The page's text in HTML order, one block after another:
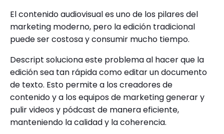
El contenido audiovisual es uno de los pilares del
marketing moderno, pero la edición tradicional
puede ser costosa y consumir mucho tiempo.
Descript soluciona este problema al hacer que la
edición sea tan rápida como editar un documento
de texto. Esto permite a los creadores de
contenido y a los equipos de marketing generar y
pulir videos y pódcast de manera eficiente,
manteniendo la calidad y la coherencia.